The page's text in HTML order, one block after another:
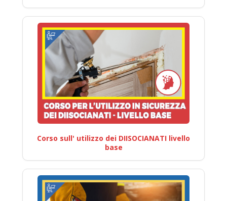
Corso sull' utilizzo dei DIISOCIANATI livello
base